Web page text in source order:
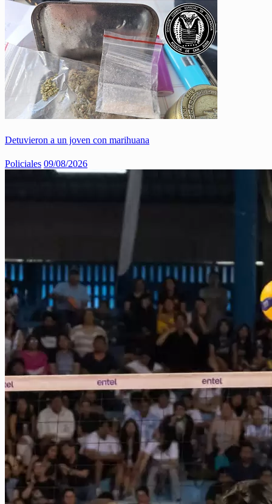
Detuvieron a un joven con marihuana
Policiales 09/08/2026